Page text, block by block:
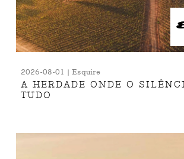
2026-08-01 | Esquire
A HERDADE ONDE O
TUDO